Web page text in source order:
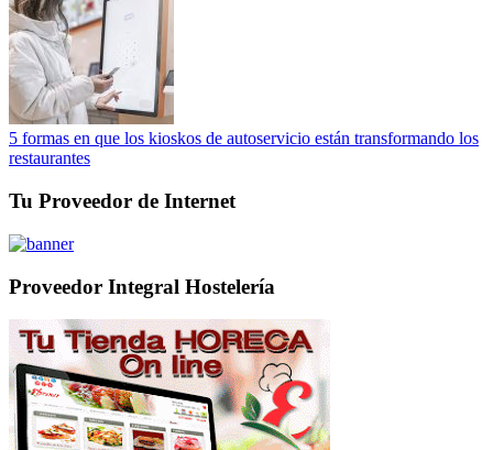
5 formas en que los kioskos de autoservicio están transformando los
restaurantes
Tu Proveedor de Internet
Proveedor Integral Hostelería